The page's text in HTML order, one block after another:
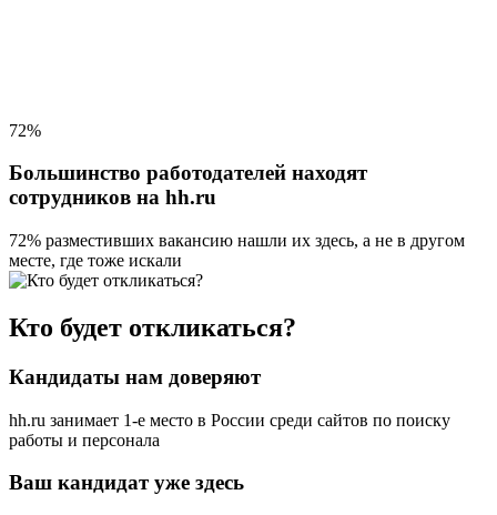
72%
Большинство работодателей находят
сотрудников на hh.ru
72% разместивших вакансию нашли их здесь, а не в другом
месте, где тоже искали
Кто будет откликаться?
Кандидаты нам доверяют
hh.ru занимает 1-е место в России среди сайтов по поиску
работы и персонала
Ваш кандидат уже здесь